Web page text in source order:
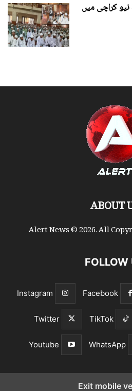
نیو کراچی میں
ABOUT
Alert News © 2026. All
FOLLOW
Facebook
Instagram
TikTok
Twitter
WhatsApp
Youtube
Exit mobile